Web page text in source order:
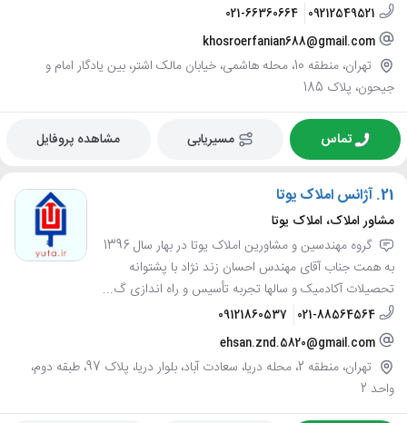
09212549521
021-66360664
khosroerfanian688@gmail.com
تهران، منطقه 10، محله هاشمی، خیابان مالک اشتر، بین یادگار امام و
جیحون، پلاک 185
تماس مسیریابی مشاهده پروفایل
21. آژانس املاک یوتا
مشاور املاک، املاک یوتا
گروه مهندسین و مشاورین املاک یوتا در بهار سال 1396
به همت جناب آقای مهندس احسان زند نژاد با پشتوانه
تحصیلات آکادمیک و سالها تجربه تأسیس و راه اندازی گ...
021-88564564
09121860537
ehsan.znd.5820@gmail.com
تهران، منطقه 2، محله دریا، سعادت آباد، بلوار دریا، پلاک 97، طبقه دوم،
واحد 2